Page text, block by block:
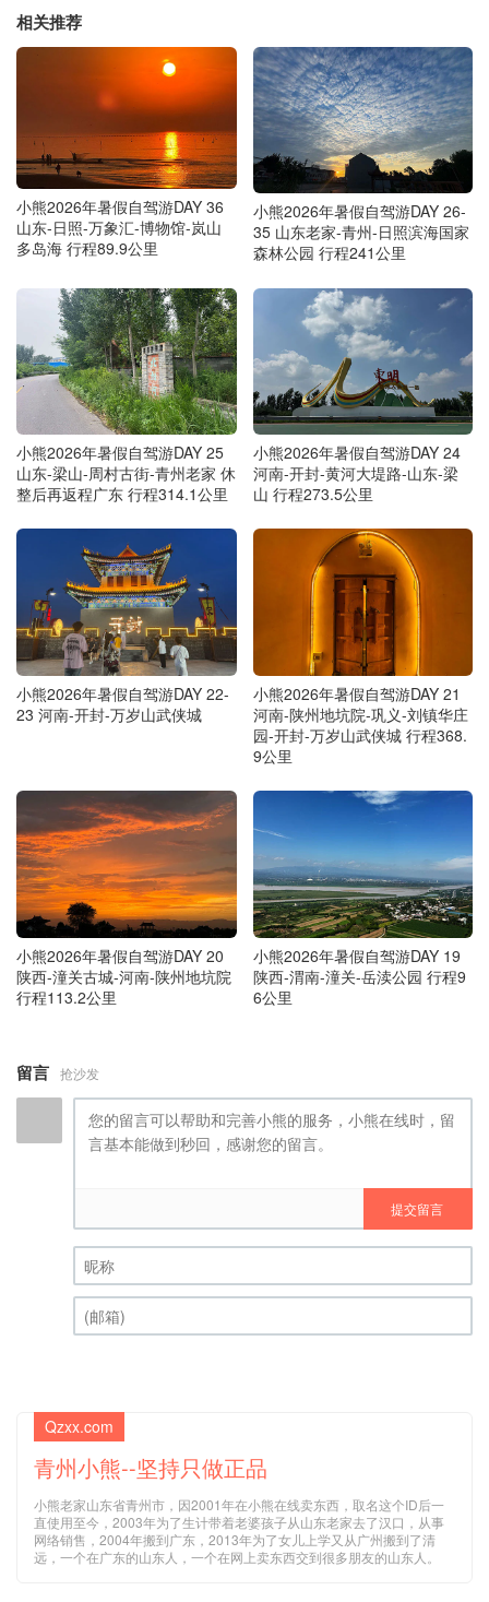
相关推荐
小熊2026年暑假自驾游DAY 36
山东-日照-万象汇-博物馆-岚山
多岛海 行程89.9公里
小熊2026年暑假自驾游DAY 26-
35 山东老家-青州-日照滨海国家
森林公园 行程241公里
小熊2026年暑假自驾游DAY 25
山东-梁山-周村古街-青州老家 休
整后再返程广东 行程314.1公里
小熊2026年暑假自驾游DAY 24
河南-开封-黄河大堤路-山东-梁
山 行程273.5公里
小熊2026年暑假自驾游DAY 22-
23 河南-开封-万岁山武侠城
小熊2026年暑假自驾游DAY 21
河南-陕州地坑院-巩义-刘镇华庄
园-开封-万岁山武侠城 行程368.
9公里
小熊2026年暑假自驾游DAY 20
陕西-潼关古城-河南-陕州地坑院
行程113.2公里
小熊2026年暑假自驾游DAY 19
陕西-渭南-潼关-岳渎公园 行程9
6公里
留言 抢沙发
提交留言
昵称 (必填)
Qzxx.com
青州小熊--坚持只做正品
小熊老家山东省青州市，因2001年在小熊在线卖东西，取名这个ID后一
直使用至今，2003年为了生计带着老婆孩子从山东老家去了汉口，从事
网络销售，2004年搬到广东，2013年为了女儿上学又从广州搬到了清
远，一个在广东的山东人，一个在网上卖东西交到很多朋友的山东人。